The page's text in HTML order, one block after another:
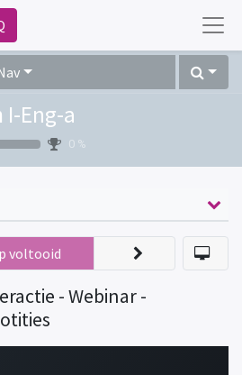
I-Eng-a
0 %
- Webinar -
voltooid